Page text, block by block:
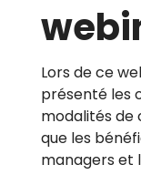
Lors de ce
présenté les
modalités de
que les
managers et